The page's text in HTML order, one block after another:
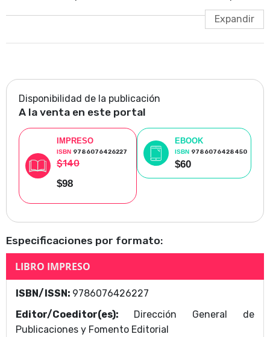
sueño y altera la paz del bosque: una multitud
indignada, encabezada por el Ratón Pérez, agita mantas
unen para defender su trabajo. ¿En qué terminará
semejante manifestación?
Disponibilidad de la publicación
A la venta en este portal
IMPRESO
ISBN 9786076426227
$140
$98
EBOOK
ISBN 9786076428450
$60
Especificaciones por formato:
LIBRO IMPRESO
ISBN/ISSN: 9786076426227
Editor/Coeditor(es):
Dirección General de
Publicaciones y Fomento Editorial